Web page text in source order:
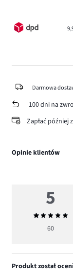
Darmowa
100 dni na
Zapłać później
Opinie klientów
5
Średnia
ocena
60
Produkt został